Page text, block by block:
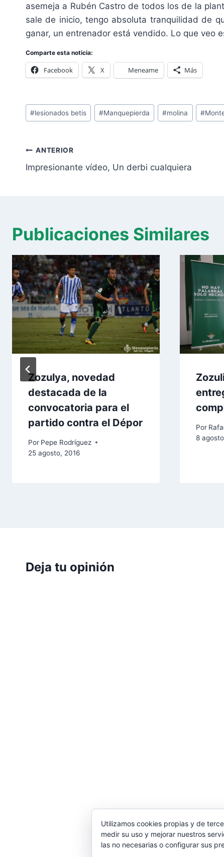
asemeja a Rubén Castro de todos los de la
sale de inicio, tengo absoluta tranquilidad de
ganar, un entrenador está vendido. Lo que veo
Comparte esta noticia:
Facebook X Meneame Más
Etiquetas
de
entrada:
#lesionados betis #Manquepierda #molina #
Navegación
de
ANTERIOR
Impresionante vídeo, Un derbi cualquiera
Publicaciones Similares
Zozulya, novedad
destacada de la
convocatoria para el
partido contra el Dépor
Por Pepe Rodríguez
25 agosto, 2016
Por
8
Deja tu opinión
©
Utilizamos cookies propias y de
medir su uso y mejorar nuestros
las no necesarias o configurar sus